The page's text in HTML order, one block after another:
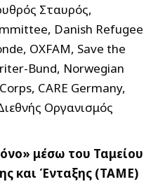
Σταυρός,
Danish Refugee
OXFAM, Save the
Bund, Norwegian
CARE Germany,
Οργανισμός
μέσω του Ταμείου
και Ένταξης (ΤΑΜΕ)